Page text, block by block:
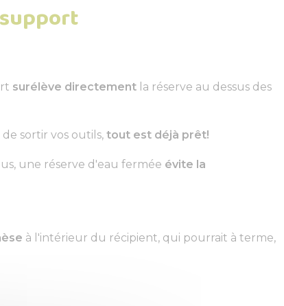
surélève directement la réserve au dessus des
de sortir vos outils, tout est déjà prêt!
une réserve d'eau fermée évite la
à l'intérieur du récipient, qui pourrait à terme,